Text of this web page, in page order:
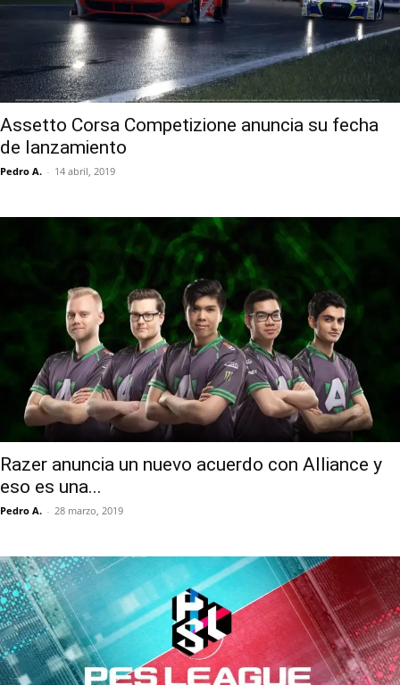
Assetto Corsa Competizione anuncia su fecha
de lanzamiento
Pedro A. - 14 abril, 2019
Razer anuncia un nuevo acuerdo con Alliance y
eso es una...
Pedro A. - 28 marzo, 2019